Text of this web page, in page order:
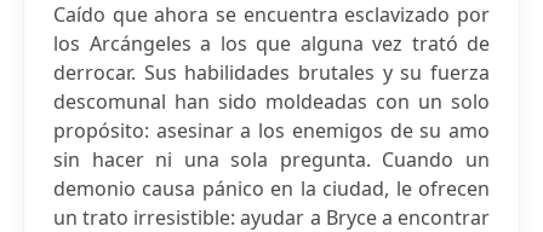
Caído que ahora se encuentra esclavizado por
los Arcángeles a los que alguna vez trató de
derrocar. Sus habilidades brutales y su fuerza
descomunal han sido moldeadas con un solo
propósito: asesinar a los enemigos de su amo
sin hacer ni una sola pregunta. Cuando un
demonio causa pánico en la ciudad, le ofrecen
un trato irresistible: ayudar a Bryce a encontrar